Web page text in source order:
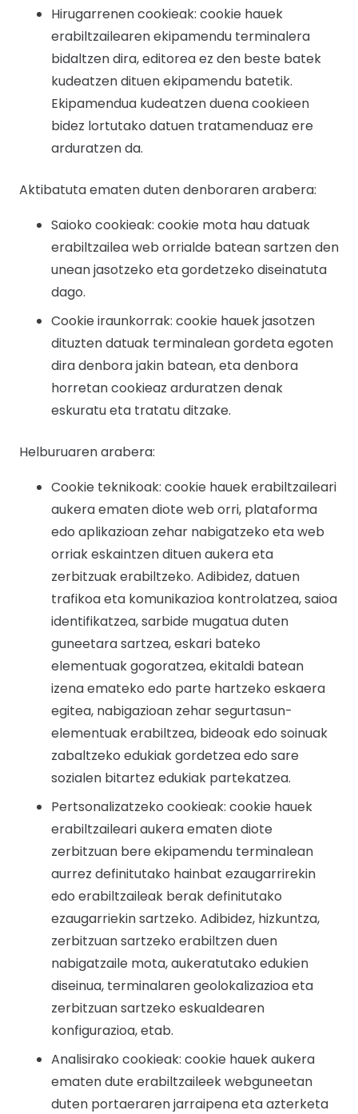
Hirugarrenen cookieak: cookie hauek
erabiltzailearen ekipamendu terminalera
bidaltzen dira, editorea ez den beste batek
kudeatzen dituen ekipamendu batetik.
Ekipamendua kudeatzen duena cookieen
bidez lortutako datuen tratamenduaz ere
arduratzen da.
Aktibatuta ematen duten denboraren arabera:
Saioko cookieak: cookie mota hau datuak
erabiltzailea web orrialde batean sartzen den
unean jasotzeko eta gordetzeko diseinatuta
dago.
Cookie iraunkorrak: cookie hauek jasotzen
dituzten datuak terminalean gordeta egoten
dira denbora jakin batean, eta denbora
horretan cookieaz arduratzen denak
eskuratu eta tratatu ditzake.
Helburuaren arabera:
Cookie teknikoak: cookie hauek erabiltzaileari
aukera ematen diote web orri, plataforma
edo aplikazioan zehar nabigatzeko eta web
orriak eskaintzen dituen aukera eta
zerbitzuak erabiltzeko. Adibidez, datuen
trafikoa eta komunikazioa kontrolatzea, saioa
identifikatzea, sarbide mugatua duten
guneetara sartzea, eskari bateko
elementuak gogoratzea, ekitaldi batean
izena emateko edo parte hartzeko eskaera
egitea, nabigazioan zehar segurtasun-
elementuak erabiltzea, bideoak edo soinuak
zabaltzeko edukiak gordetzea edo sare
sozialen bitartez edukiak partekatzea.
Pertsonalizatzeko cookieak: cookie hauek
erabiltzaileari aukera ematen diote
zerbitzuan bere ekipamendu terminalean
aurrez definitutako hainbat ezaugarrirekin
edo erabiltzaileak berak definitutako
ezaugarriekin sartzeko. Adibidez, hizkuntza,
zerbitzuan sartzeko erabiltzen duen
nabigatzaile mota, aukeratutako edukien
diseinua, terminalaren geolokalizazioa eta
zerbitzuan sartzeko eskualdearen
konfigurazioa, etab.
Analisirako cookieak: cookie hauek aukera
ematen dute erabiltzaileek webguneetan
duten portaeraren jarraipena eta azterketa